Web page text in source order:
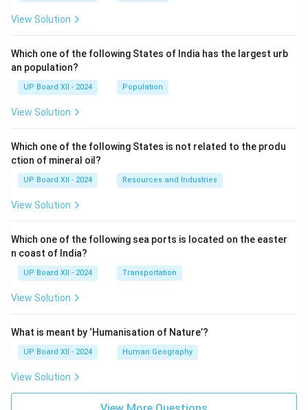
View Solution
Which one of the following States of India has the largest urb
an population?
UP Board XII - 2024 Population
View Solution
Which one of the following States is not related to the produ
ction of mineral oil?
UP Board XII - 2024 Resources and Industries
View Solution
Which one of the following sea ports is located on the easter
n coast of India?
UP Board XII - 2024 Transportation
View Solution
What is meant by ‘Humanisation of Nature’?
UP Board XII - 2024 Human Geography
View Solution